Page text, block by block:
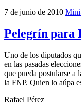
7 de junio de 2010
Pelegrín para
Uno de los diputados
en las pasadas
que pueda postularse a
la FNP. Quien lo aúpa
Rafael Pérez